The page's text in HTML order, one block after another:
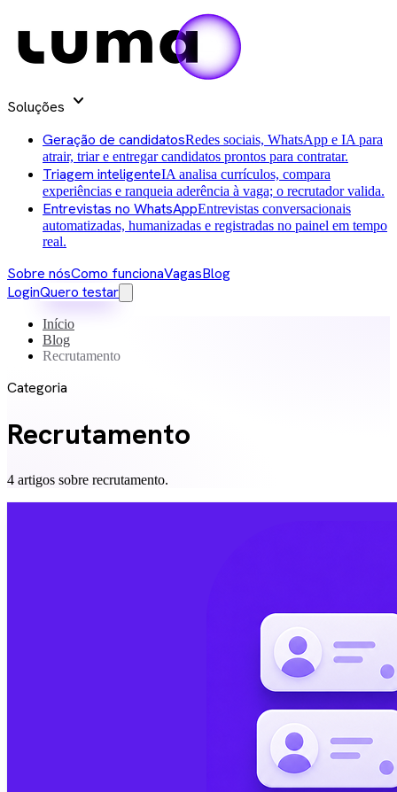
Soluções expand_more
Geração de candidatosRedes sociais, WhatsApp e IA para
atrair, triar e entregar candidatos prontos para contratar.
Triagem inteligenteIA analisa currículos, compara
experiências e ranqueia aderência à vaga; o recrutador valida.
Entrevistas no WhatsAppEntrevistas conversacionais
automatizadas, humanizadas e registradas no painel em tempo
real.
Sobre nósComo funcionaVagasBlog
LoginQuero testar
Início
Blog
Recrutamento
Categoria
Recrutamento
4 artigos sobre recrutamento.